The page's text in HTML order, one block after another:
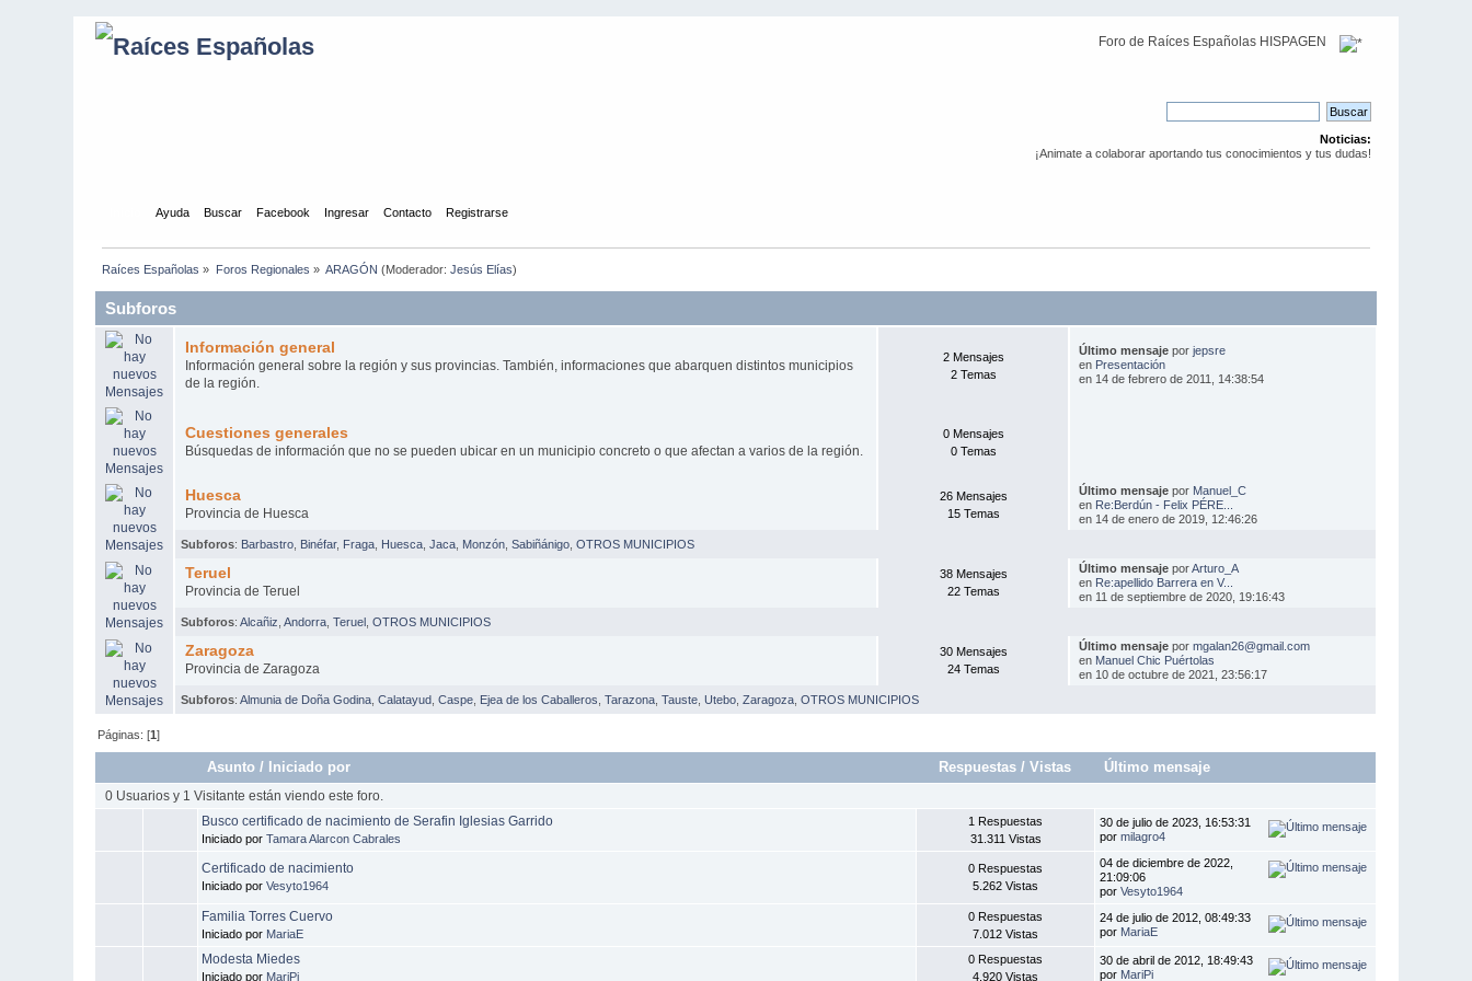
Foro de Raíces Españolas HISPAGEN
Noticias:
¡Animate a colaborar aportando tus conocimientos y tus dudas!
Ayuda Buscar Facebook Ingresar Contacto Registrarse
Raíces Españolas » Foros Regionales » ARAGÓN (Moderador:Jesús Elías)
Subforos
Información general
Información general sobre la región y sus provincias. También, informaciones que abarquen distintos municipios
de la región.
2 Mensajes
2 Temas
Último mensajepor jepsre
en Presentación
en 14 de febrero de 2011, 14:38:54
Cuestiones generales
Búsquedas de información que no se pueden ubicar en un municipio concreto o que afectan a varios de la región.
0 Mensajes
0 Temas
Huesca
Provincia de Huesca
26 Mensajes
15 Temas
Último mensajepor Manuel_C
en Re:Berdún - Felix PÉRE...
en 14 de enero de 2019, 12:46:26
Subforos: Barbastro Binéfar, Fraga Huesca ,Jaca Monzón ,Sabiñánigo ,OTROS MUNICIPIOS
Teruel
Provincia de Teruel
38 Mensajes
22 Temas
Último mensajeporArturo_A
en Re:apellido Barrera en V...
en 11 de septiembre de 2020, 19:16:43
Subforos:Alcañiz ,Andorra ,Teruel ,OTROS MUNICIPIOS
Zaragoza
Provincia de Zaragoza
30 Mensajes
24 Temas
Último mensajepor mgalan26@gmail.com
en Manuel Chic Puértolas
en 10 de octubre de 2021, 23:56:17
Subforos:Almunia de Doña Godina ,Calatayud ,Caspe Ejea de los Caballeros ,Tarazona ,Tauste ,Utebo ,Zaragoza ,OTROS MUNICIPIOS
Páginas: [1]
Asunto / Iniciado por Respuestas /Vistas Último mensaje
0 Usuarios y 1 Visitante están viendo este foro.
Busco certificado de nacimiento de Serafin Iglesias Garrido
Iniciado porTamara Alarcon Cabrales
1 Respuestas
31.311 Vistas
30 de julio de 2023, 16:53:31
pormilagro4
Certificado de nacimiento
Iniciado porVesyto1964
0 Respuestas
5.262 Vistas
04 de diciembre de 2022,
21:09:06
porVesyto1964
Familia Torres Cuervo
Iniciado por MariaE
0 Respuestas
7.012 Vistas
24 de julio de 2012, 08:49:33
por MariaE
Modesta Miedes
Iniciado por MariPi
0 Respuestas
4.920 Vistas
30 de abril de 2012, 18:49:43
por MariPi